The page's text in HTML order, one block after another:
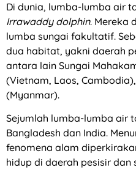
Di dunia, lumba-lumba air
Irrawaddy dolphin. Mereka
lumba sungai fakultatif.
dua habitat, yakni daerah
antara lain Sungai
(Vietnam, Laos,
(Myanmar).
Sejumlah lumba-lumba air
Bangladesh dan India.
fenomena alam
hidup di daerah pesisir dan